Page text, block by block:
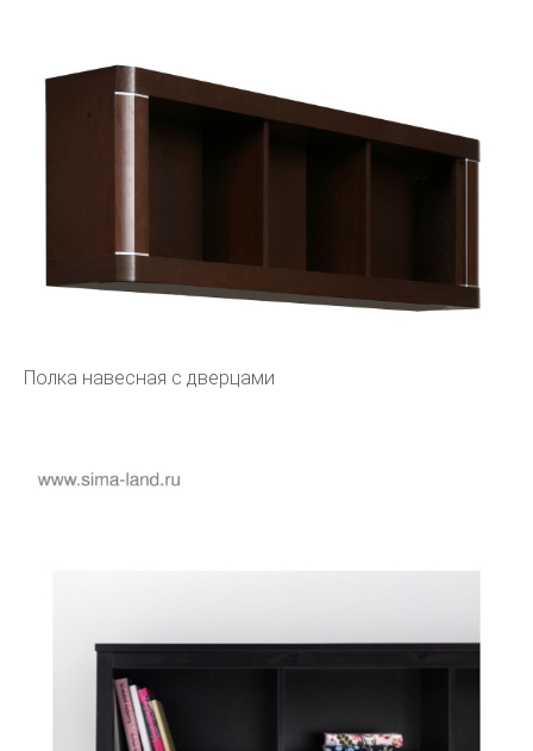
Полка навесная с дверцами